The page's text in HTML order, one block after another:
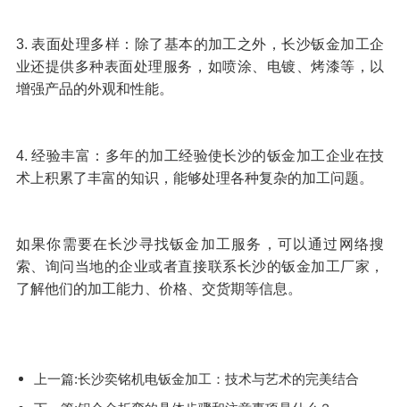
3. 表面处理多样：除了基本的加工之外，长沙钣金加工企
业还提供多种表面处理服务，如喷涂、电镀、烤漆等，以
增强产品的外观和性能。
4. 经验丰富：多年的加工经验使长沙的钣金加工企业在技
术上积累了丰富的知识，能够处理各种复杂的加工问题。
如果你需要在长沙寻找钣金加工服务，可以通过网络搜
索、询问当地的企业或者直接联系长沙的钣金加工厂家，
了解他们的加工能力、价格、交货期等信息。
上一篇:长沙奕铭机电钣金加工：技术与艺术的完美结合